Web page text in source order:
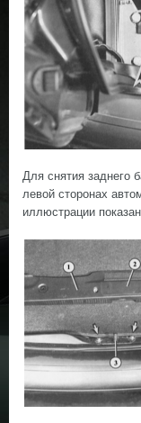
Для снятия заднего
левой сторонах
иллюстрации